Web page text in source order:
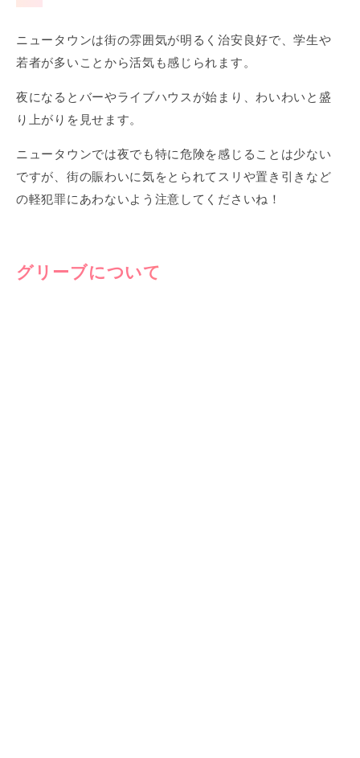
ニュータウンは街の雰囲気が明るく治安良好で、学生や
若者が多いことから活気も感じられます。
夜になるとバーやライブハウスが始まり、わいわいと盛
り上がりを見せます。
ニュータウンでは夜でも特に危険を感じることは少ない
ですが、街の賑わいに気をとられてスリや置き引きなど
の軽犯罪にあわないよう注意してくださいね！
グリーブについて